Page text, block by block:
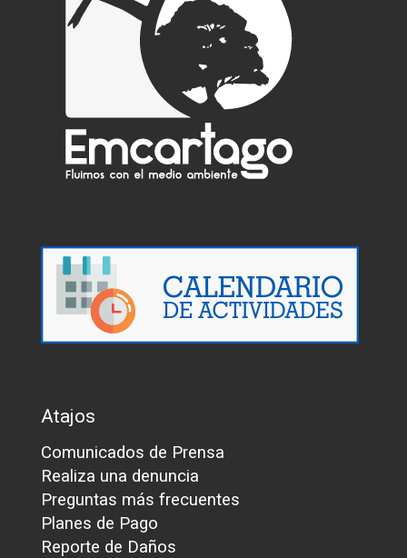
Atajos
Comunicados de Prensa
Realiza una denuncia
Preguntas más frecuentes
Planes de Pago
Reporte de Daños